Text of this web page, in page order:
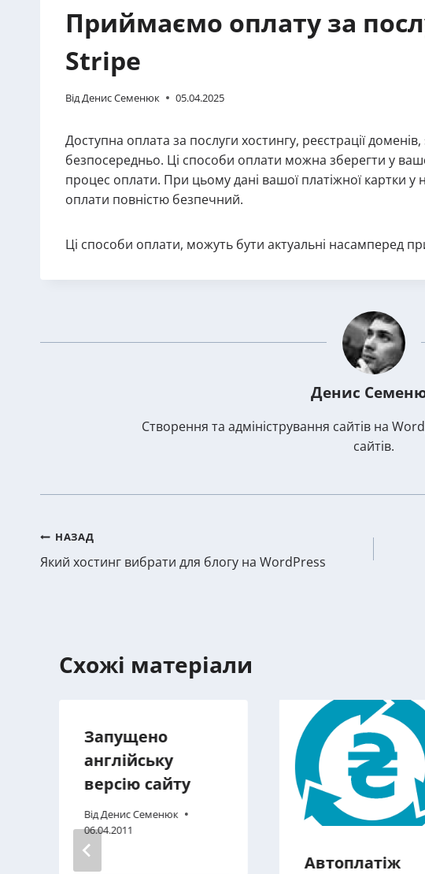
Приймаємо оплату за
Stripe
ВідДенис Семенюк 05.04.2025
Доступна оплата за послуги хостингу, реєстрації
безпосередньо. Ці способи оплати можна зберегти у
процес оплати. При цьому дані вашої платіжної картки у
оплати повністю безпечний.
Ці способи оплати, можуть бути актуальні насамперед
Денис
Створення та адміністрування сайтів на
сайтів.
Post
navigation
НАЗАД
Який хостинг вибрати для блогу на WordPress
Схожі матеріали
Запущено
англійську
версію сайту
ВідДенис Семенюк
06.04.2011
Автоплатіж